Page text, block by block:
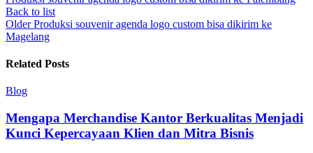
Back to list
Older Produksi souvenir agenda logo custom bisa dikirim ke
Magelang
Related Posts
Blog
Mengapa Merchandise Kantor Berkualitas Menjadi
Kunci Kepercayaan Klien dan Mitra Bisnis